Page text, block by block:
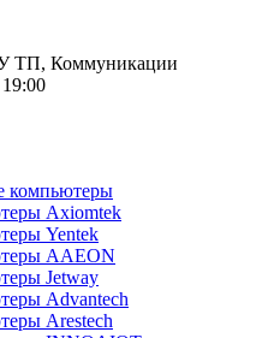
ТП, Коммуникации
компьютеры
Axiomtek
Yentek
AAEON
Jetway
Advantech
Arestech